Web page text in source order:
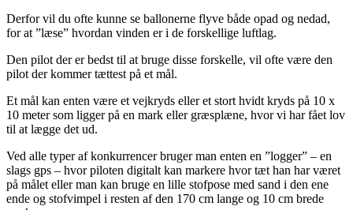
Derfor vil du ofte kunne se ballonerne flyve både opad og nedad,
for at ”læse” hvordan vinden er i de forskellige luftlag.
Den pilot der er bedst til at bruge disse forskelle, vil ofte være den
pilot der kommer tættest på et mål.
Et mål kan enten være et vejkryds eller et stort hvidt kryds på 10 x
10 meter som ligger på en mark eller græsplæne, hvor vi har fået lov
til at lægge det ud.
Ved alle typer af konkurrencer bruger man enten en ”logger” – en
slags gps – hvor piloten digitalt kan markere hvor tæt han har været
på målet eller man kan bruge en lille stofpose med sand i den ene
ende og stofvimpel i resten af den 170 cm lange og 10 cm brede